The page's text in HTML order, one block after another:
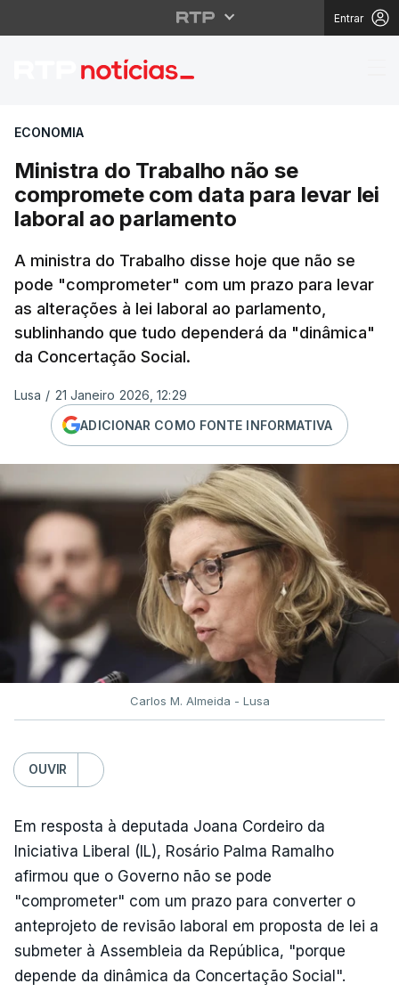
Entrar
Ministra do Trabalho
ECONOMIA
Ministra do Trabalho não se
compromete com data para levar lei
laboral ao parlamento
A ministra do Trabalho disse hoje que não se
pode "comprometer" com um prazo para levar
as alterações à lei laboral ao parlamento,
sublinhando que tudo dependerá da "dinâmica"
da Concertação Social.
Lusa / 21 Janeiro 2026, 12:29
ADICIONAR COMO FONTE INFORMATIVA
Carlos M. Almeida - Lusa
OUVIR
Em resposta à deputada Joana Cordeiro da
Iniciativa Liberal (IL), Rosário Palma Ramalho
afirmou que o Governo não se pode
"comprometer" com um prazo para converter o
anteprojeto de revisão laboral em proposta de lei a
submeter à Assembleia da República, "porque
depende da dinâmica da Concertação Social".